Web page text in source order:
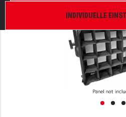
INDIVIDUELLE